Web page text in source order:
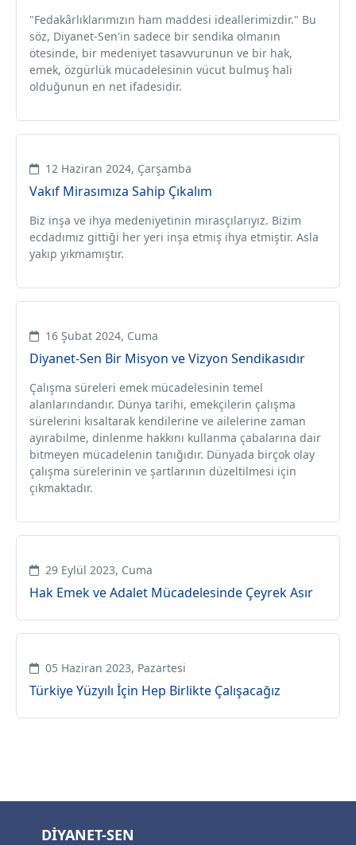
"Fedakârlıklarımızın ham maddesi ideallerimizdir." Bu
söz, Diyanet-Sen'in sadece bir sendika olmanın
ötesinde, bir medeniyet tasavvurunun ve bir hak,
emek, özgürlük mücadelesinin vücut bulmuş hali
olduğunun en net ifadesidir.
12 Haziran 2024, Çarşamba
Vakıf Mirasımıza Sahip Çıkalım
Biz inşa ve ihya medeniyetinin mirasçılarıyız. Bizim
ecdadımız gittiği her yeri inşa etmiş ihya etmiştir. Asla
yakıp yıkmamıştır.
16 Şubat 2024, Cuma
Diyanet-Sen Bir Misyon ve Vizyon Sendikasıdır
Çalışma süreleri emek mücadelesinin temel
alanlarındandır. Dünya tarihi, emekçilerin çalışma
sürelerini kısaltarak kendilerine ve ailelerine zaman
ayırabilme, dinlenme hakkını kullanma çabalarına dair
bitmeyen mücadelenin tanığıdır. Dünyada birçok olay
çalışma sürelerinin ve şartlarının düzeltilmesi için
çıkmaktadır.
29 Eylül 2023, Cuma
Hak Emek ve Adalet Mücadelesinde Çeyrek Asır
05 Haziran 2023, Pazartesi
Türkiye Yüzyılı İçin Hep Birlikte Çalışacağız
DİYANET-SEN